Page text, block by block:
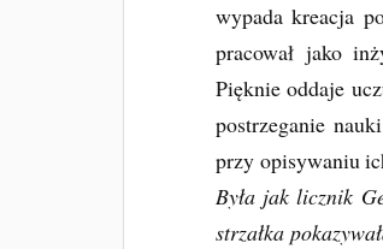
wypada kreacja
pracował jako
Pięknie oddaje
postrzeganie
przy opisywaniu
Była jak licznik
strzałka